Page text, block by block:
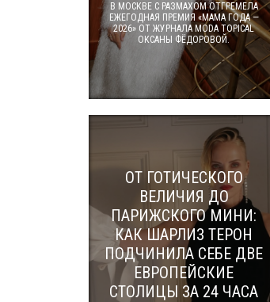
В МОСКВЕ С РАЗМАХОМ ОТГРЕМЕЛА
ЕЖЕГОДНАЯ ПРЕМИЯ «МАМА ГОДА —
2026» ОТ ЖУРНАЛА MODA TOPICAL
ОКСАНЫ ФЁДОРОВОЙ.
ОТ ГОТИЧЕСКОГО
ВЕЛИЧИЯ ДО
ПАРИЖСКОГО МИНИ:
КАК ШАРЛИЗ ТЕРОН
ПОДЧИНИЛА СЕБЕ ДВЕ
ЕВРОПЕЙСКИЕ
СТОЛИЦЫ ЗА 24 ЧАСА